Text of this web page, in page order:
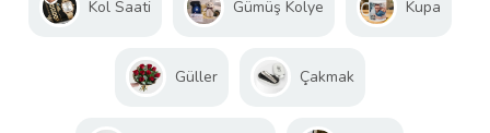
Kol Saati Gümüş Kolye Kupa
Güller Çakmak